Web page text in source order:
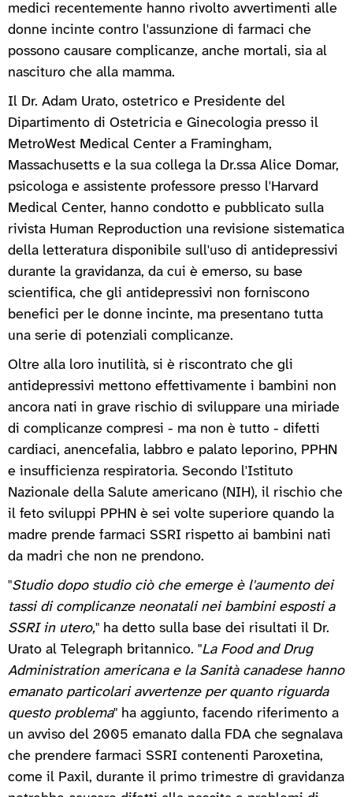
medici recentemente hanno rivolto avvertimenti alle
donne incinte contro l'assunzione di farmaci che
possono causare complicanze, anche mortali, sia al
nascituro che alla mamma.
Il Dr. Adam Urato, ostetrico e Presidente del
Dipartimento di Ostetricia e Ginecologia presso il
MetroWest Medical Center a Framingham,
Massachusetts e la sua collega la Dr.ssa Alice Domar,
psicologa e assistente professore presso l'Harvard
Medical Center, hanno condotto e pubblicato sulla
rivista Human Reproduction una revisione sistematica
della letteratura disponibile sull'uso di antidepressivi
durante la gravidanza, da cui è emerso, su base
scientifica, che gli antidepressivi non forniscono
benefici per le donne incinte, ma presentano tutta
una serie di potenziali complicanze.
Oltre alla loro inutilità, si è riscontrato che gli
antidepressivi mettono effettivamente i bambini non
ancora nati in grave rischio di sviluppare una miriade
di complicanze compresi - ma non è tutto - difetti
cardiaci, anencefalia, labbro e palato leporino, PPHN
e insufficienza respiratoria. Secondo l'Istituto
Nazionale della Salute americano (NIH), il rischio che
il feto sviluppi PPHN è sei volte superiore quando la
madre prende farmaci SSRI rispetto ai bambini nati
da madri che non ne prendono.
"Studio dopo studio ciò che emerge è l'aumento dei
tassi di complicanze neonatali nei bambini esposti a
SSRI in utero," ha detto sulla base dei risultati il Dr.
Urato al Telegraph britannico. "La Food and Drug
Administration americana e la Sanità canadese hanno
emanato particolari avvertenze per quanto riguarda
questo problema" ha aggiunto, facendo riferimento a
un avviso del 2005 emanato dalla FDA che segnalava
che prendere farmaci SSRI contenenti Paroxetina,
come il Paxil, durante il primo trimestre di gravidanza